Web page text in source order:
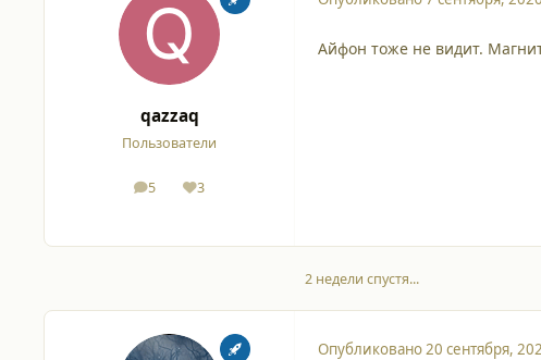
qazzaq
Пользователи
5
сообщения
3
Репутация
Айфон тоже не видит.
2 недели спустя...
Опубликовано20 сентября,